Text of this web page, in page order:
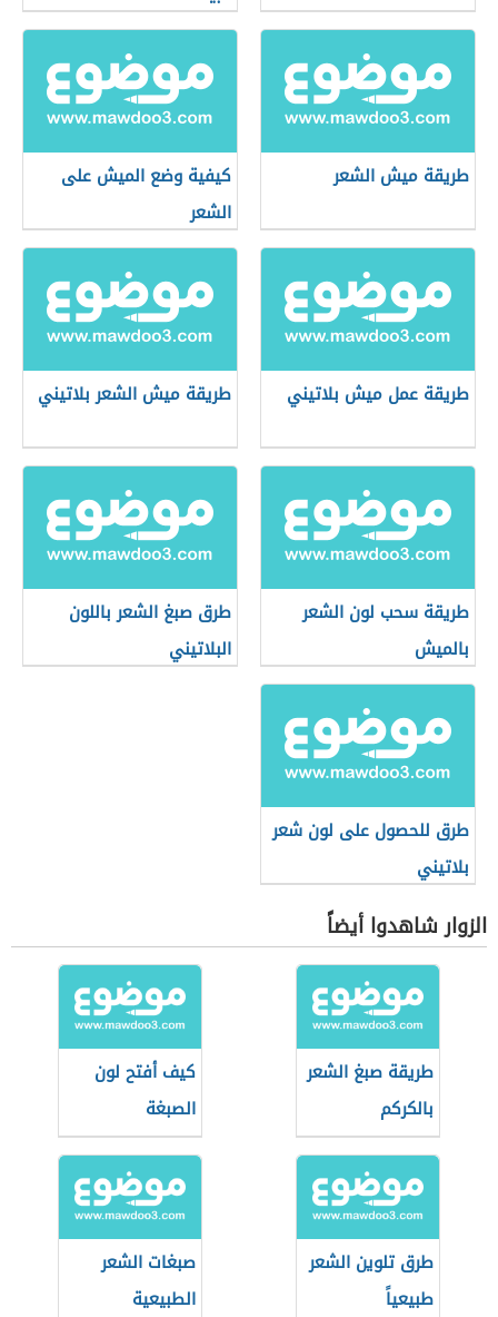
طريقة ميش الشعر
كيفية وضع الميش على
الشعر
طريقة عمل ميش بلاتيني طريقة ميش الشعر بلاتيني
طريقة سحب لون الشعر
بالميش
طرق صبغ الشعر باللون
البلاتيني
طرق للحصول على لون شعر
بلاتيني
الزوار شاهدوا أيضاً
طريقة صبغ الشعر
بالكركم
كيف أفتح لون
الصبغة
طرق تلوين الشعر
طبيعياً
صبغات الشعر
الطبيعية